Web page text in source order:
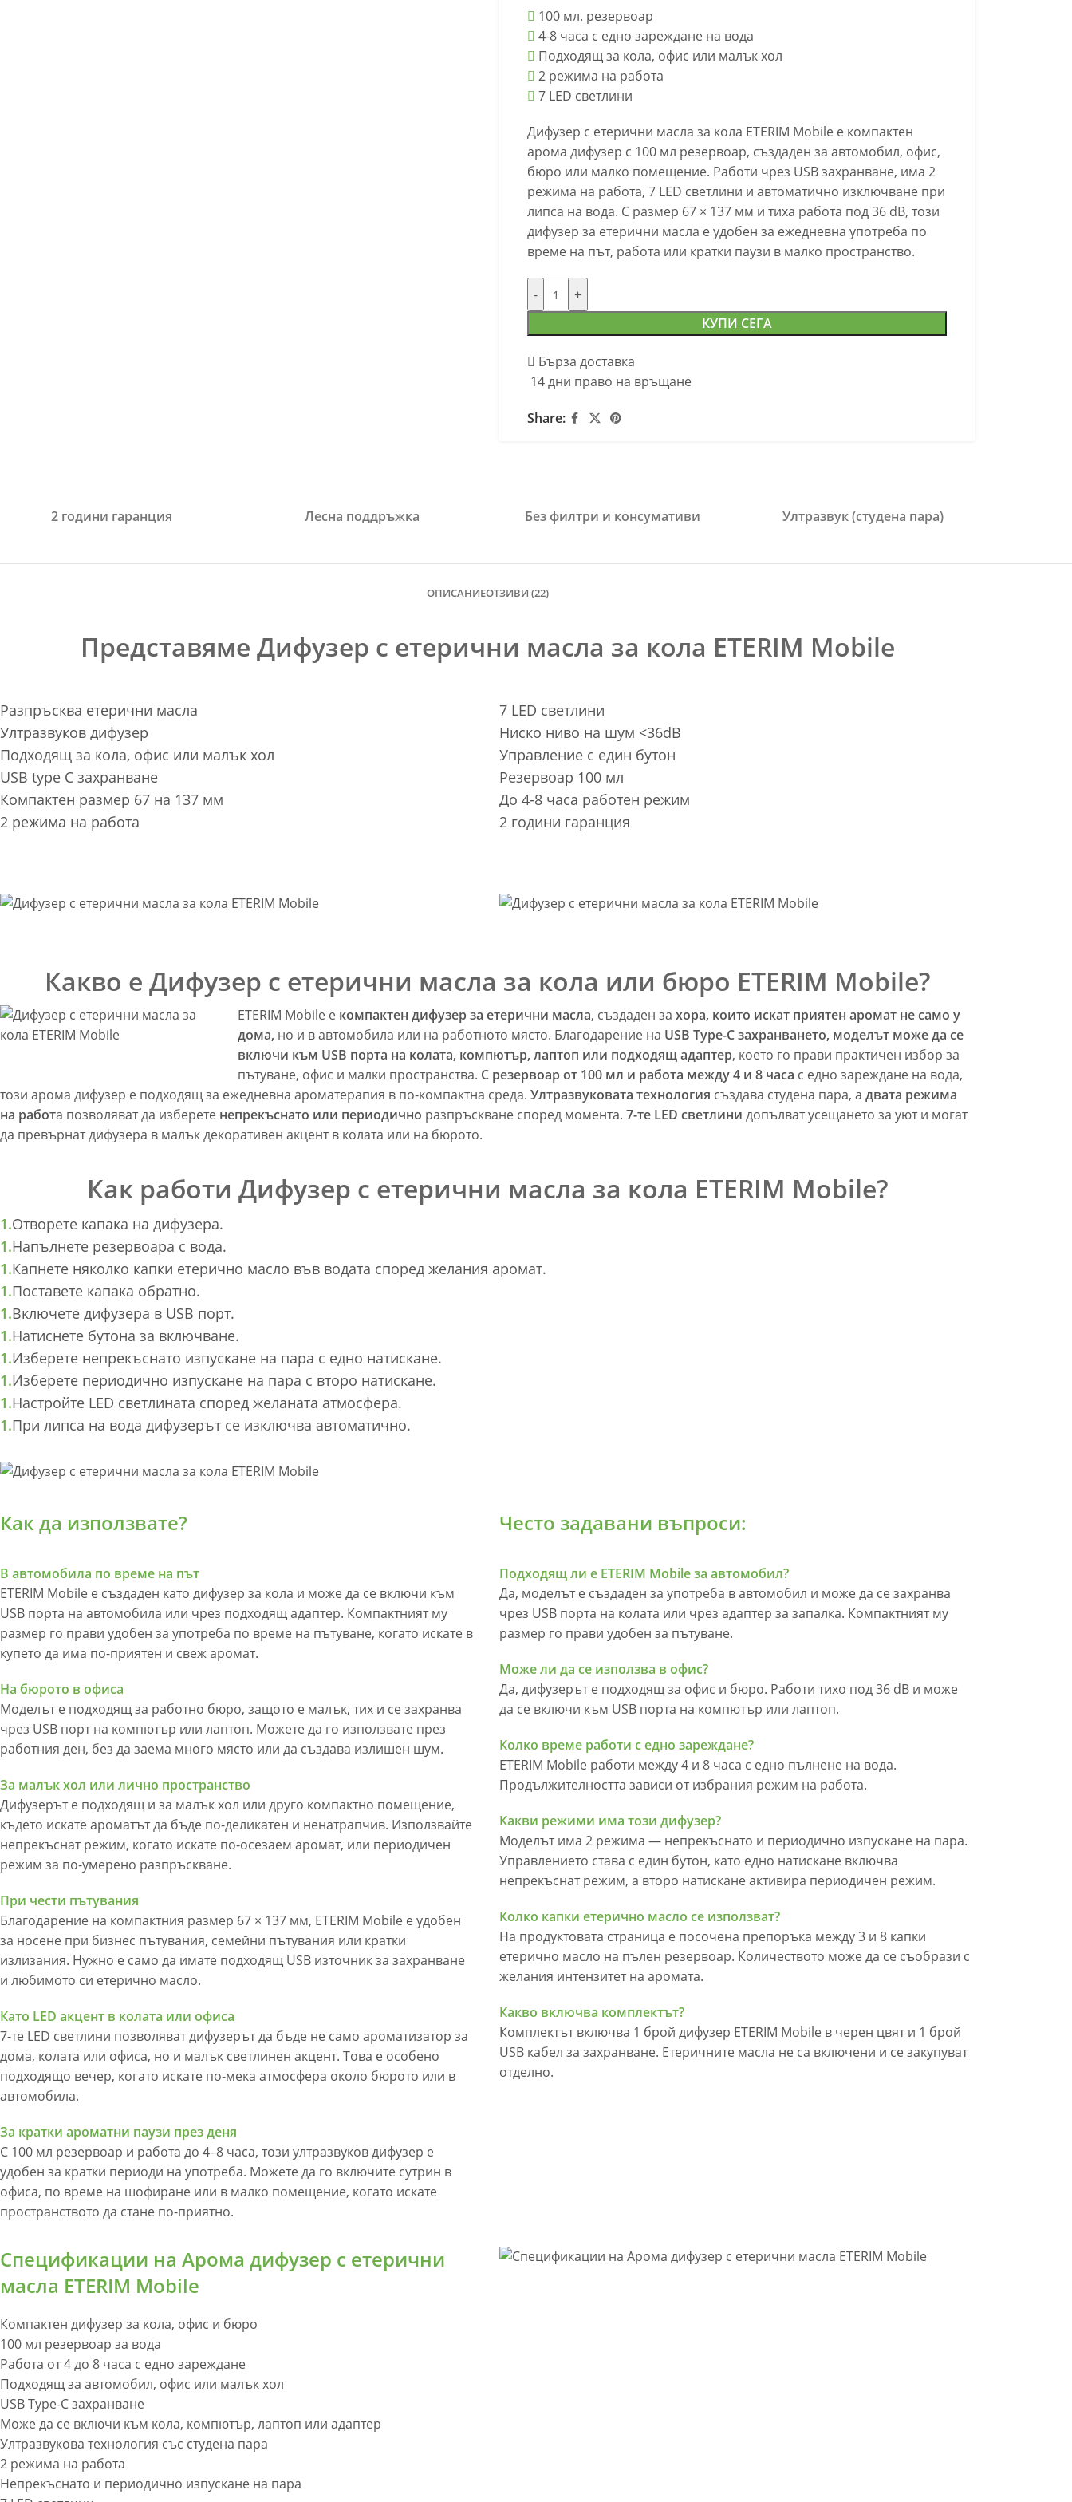
100 мл. резервоар
4-8 часа с едно зареждане на вода
Подходящ за кола, офис или малък хол
2 режима на работа
7 LED светлини
Дифузер с етерични масла за кола ETERIM Mobile е компактен
арома дифузер с 100 мл резервоар, създаден за автомобил, офис,
бюро или малко помещение. Работи чрез USB захранване, има 2
режима на работа, 7 LED светлини и автоматично изключване при
липса на вода. С размер 67 × 137 мм и тиха работа под 36 dB, този
дифузер за етерични масла е удобен за ежедневна употреба по
време на път, работа или кратки паузи в малко пространство.
-
+
КУПИ СЕГА
Бърза доставка
14 дни право на връщане
Share:
2 години гаранция Лесна поддръжка Без филтри и консумативи Ултразвук (студена пара)
ОПИСАНИЕОТЗИВИ (22)
Представяме Дифузер с етерични масла за кола ETERIM Mobile
Разпръсква етерични масла
Ултразвуков дифузер
Подходящ за кола, офис или малък хол
USB type C захранване
Компактен размер 67 на 137 мм
2 режима на работа
7 LED светлини
Ниско ниво на шум <36dB
Управление с един бутон
Резервоар 100 мл
До 4-8 часа работен режим
2 години гаранция
Какво е Дифузер с етерични масла за кола или бюро ETERIM Mobile?
ETERIM Mobile е компактен дифузер за етерични масла, създаден за хора, които искат приятен аромат не само у
дома, но и в автомобила или на работното място. Благодарение на USB Type-C захранването, моделът може да се
включи към USB порта на колата, компютър, лаптоп или подходящ адаптер, което го прави практичен избор за
пътуване, офис и малки пространства. С резервоар от 100 мл и работа между 4 и 8 часа с едно зареждане на вода,
този арома дифузер е подходящ за ежедневна ароматерапия в по-компактна среда. Ултразвуковата технология създава студена пара, а двата режима
на работа позволяват да изберете непрекъснато или периодично разпръскване според момента. 7-те LED светлини допълват усещането за уют и могат
да превърнат дифузера в малък декоративен акцент в колата или на бюрото.
Как работи Дифузер с етерични масла за кола ETERIM Mobile?
Отворете капака на дифузера.
Напълнете резервоара с вода.
Капнете няколко капки етерично масло във водата според желания аромат.
Поставете капака обратно.
Включете дифузера в USB порт.
Натиснете бутона за включване.
Изберете непрекъснато изпускане на пара с едно натискане.
Изберете периодично изпускане на пара с второ натискане.
Настройте LED светлината според желаната атмосфера.
При липса на вода дифузерът се изключва автоматично.
Как да използвате?
В автомобила по време на път
ETERIM Mobile е създаден като дифузер за кола и може да се включи към
USB порта на автомобила или чрез подходящ адаптер. Компактният му
размер го прави удобен за употреба по време на пътуване, когато искате в
купето да има по-приятен и свеж аромат.
На бюрото в офиса
Моделът е подходящ за работно бюро, защото е малък, тих и се захранва
чрез USB порт на компютър или лаптоп. Можете да го използвате през
работния ден, без да заема много място или да създава излишен шум.
За малък хол или лично пространство
Дифузерът е подходящ и за малък хол или друго компактно помещение,
където искате ароматът да бъде по-деликатен и ненатрапчив. Използвайте
непрекъснат режим, когато искате по-осезаем аромат, или периодичен
режим за по-умерено разпръскване.
При чести пътувания
Благодарение на компактния размер 67 × 137 мм, ETERIM Mobile е удобен
за носене при бизнес пътувания, семейни пътувания или кратки
излизания. Нужно е само да имате подходящ USB източник за захранване
и любимото си етерично масло.
Като LED акцент в колата или офиса
7-те LED светлини позволяват дифузерът да бъде не само ароматизатор за
дома, колата или офиса, но и малък светлинен акцент. Това е особено
подходящо вечер, когато искате по-мека атмосфера около бюрото или в
автомобила.
За кратки ароматни паузи през деня
С 100 мл резервоар и работа до 4–8 часа, този ултразвуков дифузер е
удобен за кратки периоди на употреба. Можете да го включите сутрин в
офиса, по време на шофиране или в малко помещение, когато искате
пространството да стане по-приятно.
Често задавани въпроси:
Подходящ ли е ETERIM Mobile за автомобил?
Да, моделът е създаден за употреба в автомобил и може да се захранва
чрез USB порта на колата или чрез адаптер за запалка. Компактният му
размер го прави удобен за пътуване.
Може ли да се използва в офис?
Да, дифузерът е подходящ за офис и бюро. Работи тихо под 36 dB и може
да се включи към USB порта на компютър или лаптоп.
Колко време работи с едно зареждане?
ETERIM Mobile работи между 4 и 8 часа с едно пълнене на вода.
Продължителността зависи от избрания режим на работа.
Какви режими има този дифузер?
Моделът има 2 режима — непрекъснато и периодично изпускане на пара.
Управлението става с един бутон, като едно натискане включва
непрекъснат режим, а второ натискане активира периодичен режим.
Колко капки етерично масло се използват?
На продуктовата страница е посочена препоръка между 3 и 8 капки
етерично масло на пълен резервоар. Количеството може да се съобрази с
желания интензитет на аромата.
Какво включва комплектът?
Комплектът включва 1 брой дифузер ETERIM Mobile в черен цвят и 1 брой
USB кабел за захранване. Етеричните масла не са включени и се закупуват
отделно.
Спецификации на Арома дифузер с етерични
масла ETERIM Mobile
Компактен дифузер за кола, офис и бюро
100 мл резервоар за вода
Работа от 4 до 8 часа с едно зареждане
Подходящ за автомобил, офис или малък хол
USB Type-C захранване
Може да се включи към кола, компютър, лаптоп или адаптер
Ултразвукова технология със студена пара
2 режима на работа
Непрекъснато и периодично изпускане на пара